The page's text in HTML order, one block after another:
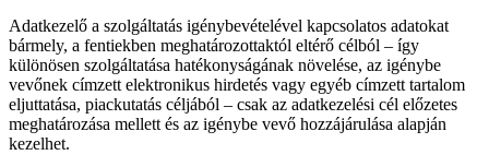
Adatkezelő a szolgáltatás igénybevételével kapcsolatos adatokat
bármely, a fentiekben meghatározottaktól eltérő célból – így
különösen szolgáltatása hatékonyságának növelése, az igénybe
vevőnek címzett elektronikus hirdetés vagy egyéb címzett tartalom
eljuttatása, piackutatás céljából – csak az adatkezelési cél előzetes
meghatározása mellett és az igénybe vevő hozzájárulása alapján
kezelhet.